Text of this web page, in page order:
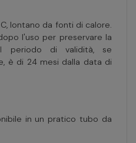
lontano da fonti di calore.
l'uso per preservare la
periodo di validità, se
è di 24 mesi dalla data di
in un pratico tubo da